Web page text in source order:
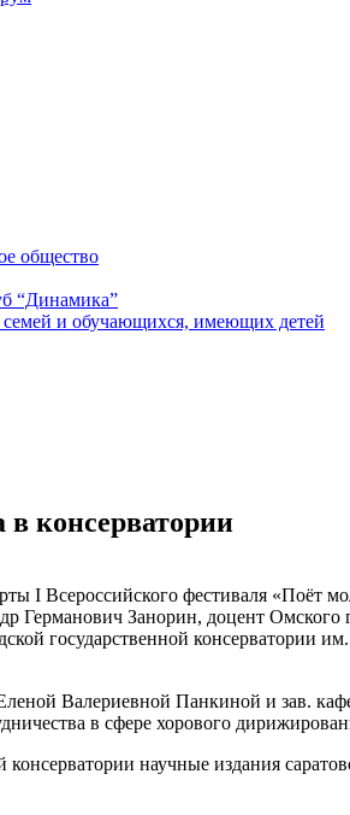
общество
“Динамика”
семей и обучающихся, имеющих детей
в консерватории
I Всероссийского фестиваля «Поёт
Германович Занорин, доцент Омского
государственной
Валериевной Панкиной и зав.
в сфере хорового
научные издания